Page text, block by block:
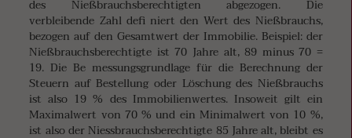
des Nießbrauchsberechtigten abgezogen. Die
verbleibende Zahl defi niert den Wert des Nießbrauchs,
bezogen auf den Gesamtwert der Immobilie. Beispiel: der
Nießbrauchsberechtigte ist 70 Jahre alt, 89 minus 70 =
19. Die Be messungsgrundlage für die Berechnung der
Steuern auf Bestellung oder Löschung des Nießbrauchs
ist also 19 % des Immobilienwertes. Insoweit gilt ein
Maximalwert von 70 % und ein Minimalwert von 10 %,
ist also der Niessbrauchsberechtigte 85 Jahre alt, bleibt es